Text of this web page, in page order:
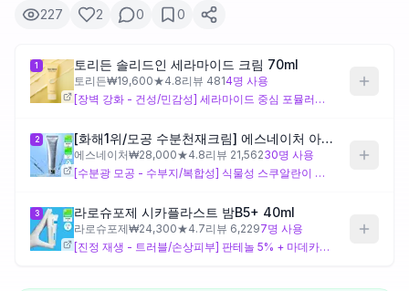
제품비교
Login
227 2 0 0
1 토리든 솔리드인 세라마이드 크림 70ml
토리든₩19,600★4.8리뷰 4814명 사용
[장벽 강화 - 건성/민감성] 세라마이드 중심 포뮬러로 피부 장벽을 탄탄하게. 건조하고 당기는 피부, 환절기 장벽 케어가 필요할 때 추천.
2 [화해1위/모공 수분천재크림] 에스네이처 아쿠아 스쿠알란 수분크림 60ml
에스네이처₩28,000★4.8리뷰 21,56230명 사용
[수분광 모공 - 수부지/복합성] 식물성 스쿠알란이 번들거림 없이 촉촉하게 스며듦. 모공이 신경 쓰이고 가벼운 수분감을 원할 때 추천.
3 라로슈포제 시카플라스트 밤B5+ 40ml
라로슈포제₩24,300★4.7리뷰 6,2297명 사용
[진정 재생 - 트러블/손상피부] 판테놀 5% + 마데카소사이드의 강력한 시카 조합. 피부가 예민하거나 트러블 후 빠른 진정이 필요할 때 추천.